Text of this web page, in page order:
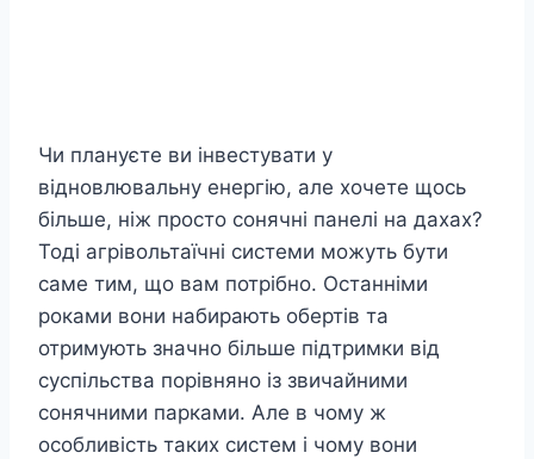
Чи плануєте ви інвестувати у
відновлювальну енергію, але хочете щось
більше, ніж просто сонячні панелі на дахах?
Тоді агрівольтаїчні системи можуть бути
саме тим, що вам потрібно. Останніми
роками вони набирають обертів та
отримують значно більше підтримки від
суспільства порівняно із звичайними
сонячними парками. Але в чому ж
особливість таких систем і чому вони